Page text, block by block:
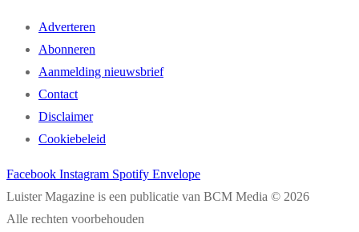
Adverteren
Abonneren
Aanmelding nieuwsbrief
Contact
Disclaimer
Cookiebeleid
Facebook Instagram Spotify Envelope
Luister Magazine is een publicatie van BCM Media © 2026
Alle rechten voorbehouden